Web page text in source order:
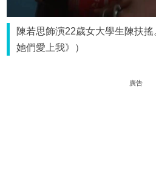
陳若思飾演22歲女大學生陳扶
她們愛上我》）
廣告